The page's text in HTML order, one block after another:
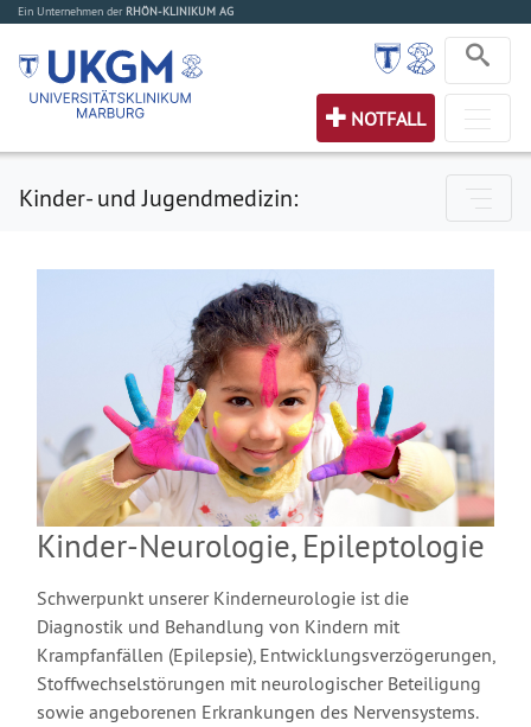
Ein Unternehmen der RHÖN-KLINIKUM AG
NOTFALL
Kinder- und Jugendmedizin:
Kinder-Neurologie, Epileptologie
Schwerpunkt unserer Kinderneurologie ist die
Diagnostik und Behandlung von Kindern mit
Krampfanfällen (Epilepsie), Entwicklungsverzögerungen,
Stoffwechselstörungen mit neurologischer Beteiligung
sowie angeborenen Erkrankungen des Nervensystems.